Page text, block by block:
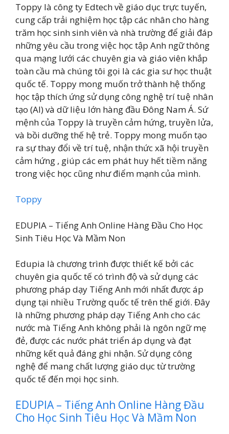
Toppy là công ty Edtech về giáo dục trực tuyến,
cung cấp trải nghiệm học tập các nhân cho hàng
trăm học sinh sinh viên và nhà trường để giải đáp
những yêu cầu trong việc học tập Anh ngữ thông
qua mạng lưới các chuyên gia và giáo viên khắp
toàn cầu mà chúng tôi gọi là các gia sư học thuật
quốc tế. Toppy mong muốn trở thành hệ thống
học tập thích ứng sử dụng công nghệ trí tuệ nhân
tạo (AI) và dữ liệu lớn hàng đầu Đông Nam Á. Sứ
mệnh của Toppy là truyền cảm hứng, truyền lửa,
và bồi dưỡng thế hệ trẻ. Toppy mong muốn tạo
ra sự thay đổi về trí tuệ, nhận thức xã hội truyền
cảm hứng , giúp các em phát huy hết tiềm năng
trong việc học cũng như điểm mạnh của mình.
Toppy
EDUPIA – Tiếng Anh Online Hàng Đầu Cho Học
Sinh Tiêu Học Và Mầm Non
Edupia là chương trình được thiết kế bởi các
chuyên gia quốc tế có trình độ và sử dụng các
phương pháp dạy Tiếng Anh mới nhất được áp
dụng tại nhiều Trường quốc tế trên thế giới. Đây
là những phương pháp dạy Tiếng Anh cho các
nước mà Tiếng Anh không phải là ngôn ngữ mẹ
đẻ, được các nước phát triển áp dụng và đạt
những kết quả đáng ghi nhận. Sử dụng công
nghệ để mang chất lượng giáo dục từ trường
quốc tế đến mọi học sinh.
EDUPIA – Tiếng Anh Online Hàng Đầu
Cho Học Sinh Tiêu Học Và Mầm Non